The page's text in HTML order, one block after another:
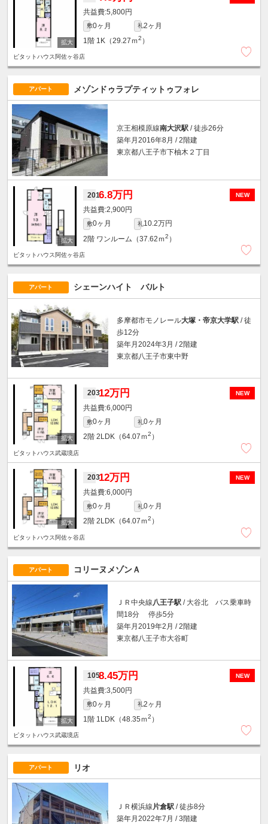
5,800円
敷0ヶ月 礼2ヶ月
1階 1K（29.27ｍ2 ）
ピタットハウス阿佐ヶ谷店
アパート メゾンドゥラプティットゥフォレ
京王相模原線南大沢駅 / 徒歩26分
築年月2016年8月 / 2階建
東京都八王子市下柚木２丁目
NEW
2016.8万円
2,900円
敷0ヶ月 礼10.2万円
2階 ワンルーム（37.62ｍ2 ）
ピタットハウス阿佐ヶ谷店
アパート シェーンハイト バルト
多摩都市モノレール大塚・帝京大学駅 / 徒
歩12分
築年月2024年3月 / 2階建
東京都八王子市東中野
NEW
20312万円
6,000円
敷0ヶ月 礼0ヶ月
2階 2LDK（64.07ｍ2 ）
ピタットハウス武蔵境店
NEW
20312万円
6,000円
敷0ヶ月 礼0ヶ月
2階 2LDK（64.07ｍ2 ）
ピタットハウス阿佐ヶ谷店
アパート コリーヌメゾンＡ
ＪＲ中央線八王子駅 / 大谷北 バス乗車時
間18分 停歩5分
築年月2019年2月 / 2階建
東京都八王子市大谷町
NEW
1058.45万円
3,500円
敷0ヶ月 礼2ヶ月
1階 1LDK（48.35ｍ2 ）
ピタットハウス武蔵境店
アパート リオ
ＪＲ横浜線片倉駅 / 徒歩8分
築年月2022年7月 / 3階建